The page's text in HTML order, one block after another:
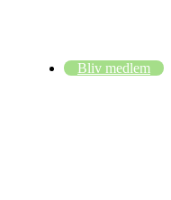
Bliv medlem